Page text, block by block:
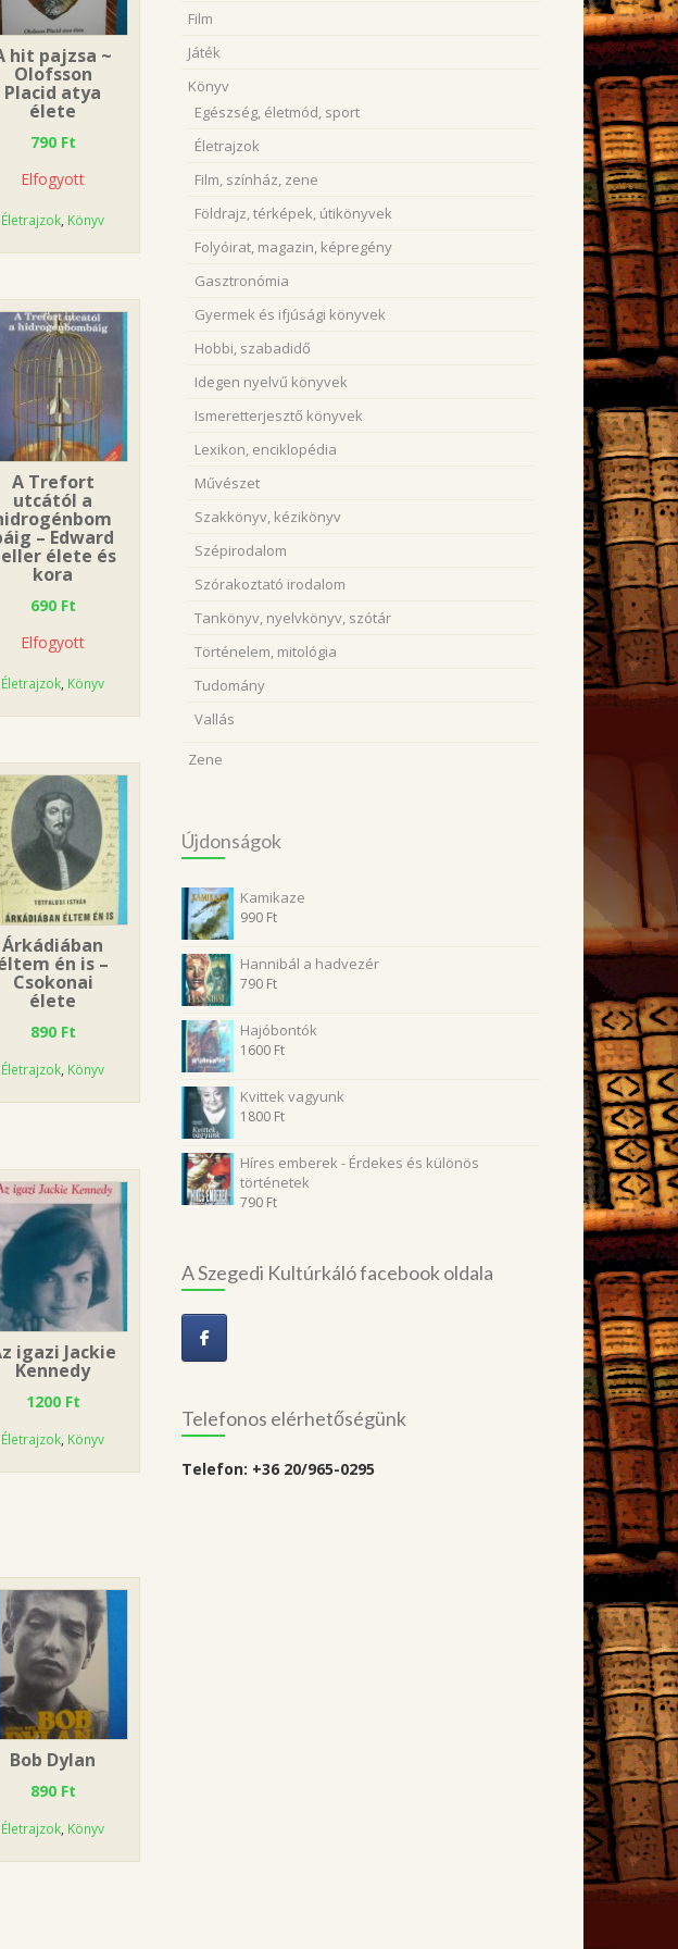
hit pajzsa ~
Olofsson
Placid atya
élete
790 Ft
Elfogyott
Életrajzok Könyv
A Trefort
utcától a
– Edward
élete és
kora
690 Ft
Elfogyott
Életrajzok Könyv
Árkádiában
én is –
Csokonai
élete
890 Ft
Életrajzok Könyv
igazi Jackie
Kennedy
1200 Ft
Életrajzok, Könyv
Bob Dylan
890 Ft
Életrajzok, Könyv
Film
Játék
Könyv
Egészség, életmód, sport
Életrajzok
Film, színház, zene
Földrajz, térképek, útikönyvek
Folyóirat, magazin, képregény
Gasztronómia
Gyermek és ifjúsági könyvek
Hobbi, szabadidő
Idegen nyelvű könyvek
Ismeretterjesztő könyvek
Lexikon, enciklopédia
Művészet
Szakkönyv, kézikönyv
Szépirodalom
Szórakoztató irodalom
Tankönyv, nyelvkönyv, szótár
Történelem, mitológia
Tudomány
Vallás
Zene
Újdonságok
Kamikaze
990 Ft
Hannibál a hadvezér
790 Ft
Hajóbontók
1600 Ft
Kvittek vagyunk
1800 Ft
Híres emberek - Érdekes és különös
történetek
790 Ft
A Szegedi Kultúrkáló facebook oldala
Telefonos elérhetőségünk
Telefon: +36 20/965-0295